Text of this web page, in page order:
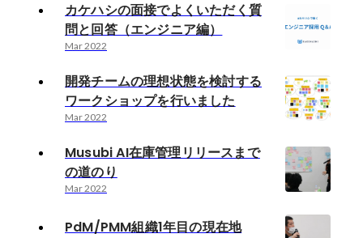
カケハシの面接でよくいただく質
問と回答（エンジニア編）
Mar 2022
開発チームの理想状態を検討する
ワークショップを行いました
Mar 2022
Musubi AI在庫管理リリースまで
の道のり
Mar 2022
PdM/PMM組織1年目の現在地